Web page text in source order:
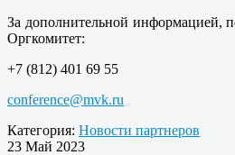
За дополнительной информацией,
Оргкомитет:
+7 (812) 401 69 55
conference@mvk.ru
Категория: Новости партнеров
23 Май 2023